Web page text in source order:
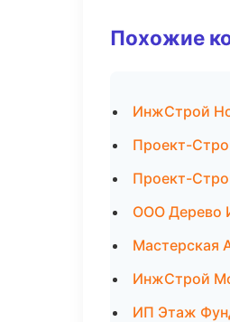
Похожие
ИнжСтрой
Проект-
Проект-
ООО Дерево
Мастерская
ИнжСтрой
ИП Этаж